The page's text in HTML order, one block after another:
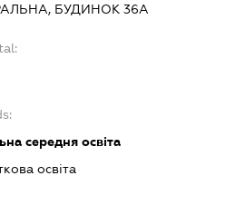
БУДИНОК 36А
середня освіта
освіта